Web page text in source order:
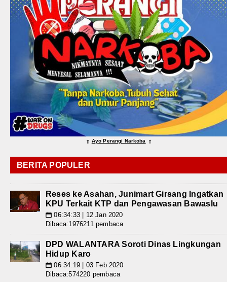
⇑ Ayo Perangi Narkoba ⇑
BERITA POPULER
Reses ke Asahan, Junimart Girsang Ingatkan
KPU Terkait KTP dan Pengawasan Bawaslu
📅 06:34:33 | 12 Jan 2020
Dibaca:1976211 pembaca
DPD WALANTARA Soroti Dinas Lingkungan
Hidup Karo
📅 06:34:19 | 03 Feb 2020
Dibaca:574220 pembaca